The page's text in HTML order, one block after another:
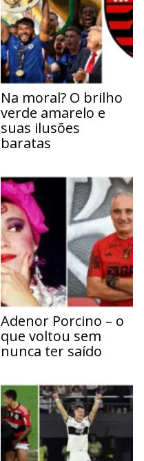
Na moral? O brilho
verde amarelo e
suas ilusões
baratas
Adenor Porcino – o
que voltou sem
nunca ter saído